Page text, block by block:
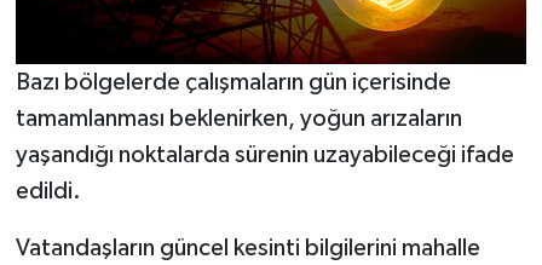
Bazı bölgelerde çalışmaların gün içerisinde
tamamlanması beklenirken, yoğun arızaların
yaşandığı noktalarda sürenin uzayabileceği ifade
edildi.
Vatandaşların güncel kesinti bilgilerini mahalle